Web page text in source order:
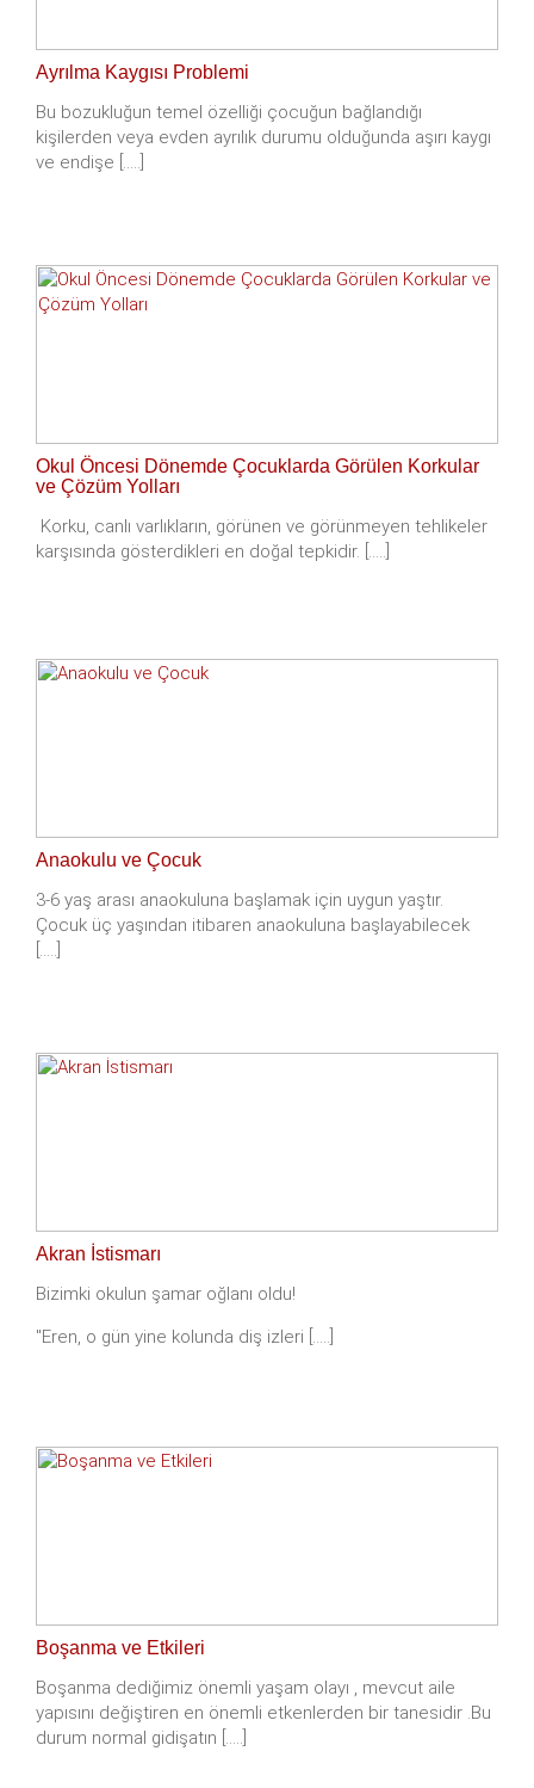
Ayrılma Kaygısı Problemi
Bu bozukluğun temel özelliği çocuğun bağlandığı
kişilerden veya evden ayrılık durumu olduğunda aşırı kaygı
ve endişe [.....]
Okul Öncesi Dönemde Çocuklarda Görülen Korkular
ve Çözüm Yolları
Korku, canlı varlıkların, görünen ve görünmeyen tehlikeler
karşısında gösterdikleri en doğal tepkidir. [.....]
Anaokulu ve Çocuk
3-6 yaş arası anaokuluna başlamak için uygun yaştır.
Çocuk üç yaşından itibaren anaokuluna başlayabilecek
[.....]
Akran İstismarı
Bizimki okulun şamar oğlanı oldu!
"Eren, o gün yine kolunda diş izleri [.....]
Boşanma ve Etkileri
Boşanma dediğimiz önemli yaşam olayı , mevcut aile
yapısını değiştiren en önemli etkenlerden bir tanesidir .Bu
durum normal gidişatın [.....]